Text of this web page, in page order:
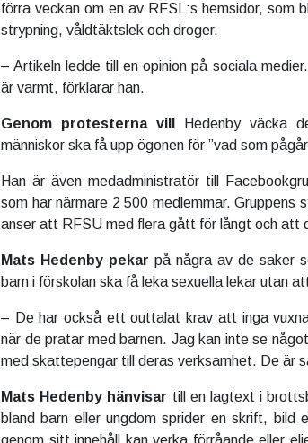
förra veckan om en av RFSL:s hemsidor, som
strypning, våldtäktslek och droger.
– Artikeln ledde till en opinion på sociala
är varmt, förklarar han.
Genom protesterna vill
Hedenby väcka
människor ska få upp ögonen för ”vad som
Han är även medadministratör till
som har närmare 2 500 medlemmar. Gruppens
anser att RFSU med flera gått för långt och att
Mats Hedenby pekar på några av de saker
barn i förskolan ska få leka sexuella lekar utan
– De har också ett outtalat krav att inga
när de pratar med barnen. Jag kan inte se
med skattepengar till deras verksamhet. De är
Mats Hedenby hänvisar till en lagtext i
bland barn eller ungdom sprider en skrift, bild